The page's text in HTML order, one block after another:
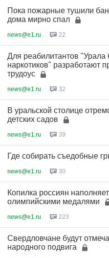
Пока пожарные тушили
дома мирно спал
news@e1.ru 22
Для реабилитантов "Урала
наркотиков" разработают
трудоус
news@e1.ru 32
В уральской столице
детских садов
news@e1.ru 39
Где собирать съедобные
news@e1.ru 30
Копилка россиян
олимпийскими медалями
news@e1.ru 223
Свердловчане будут
народного подвига